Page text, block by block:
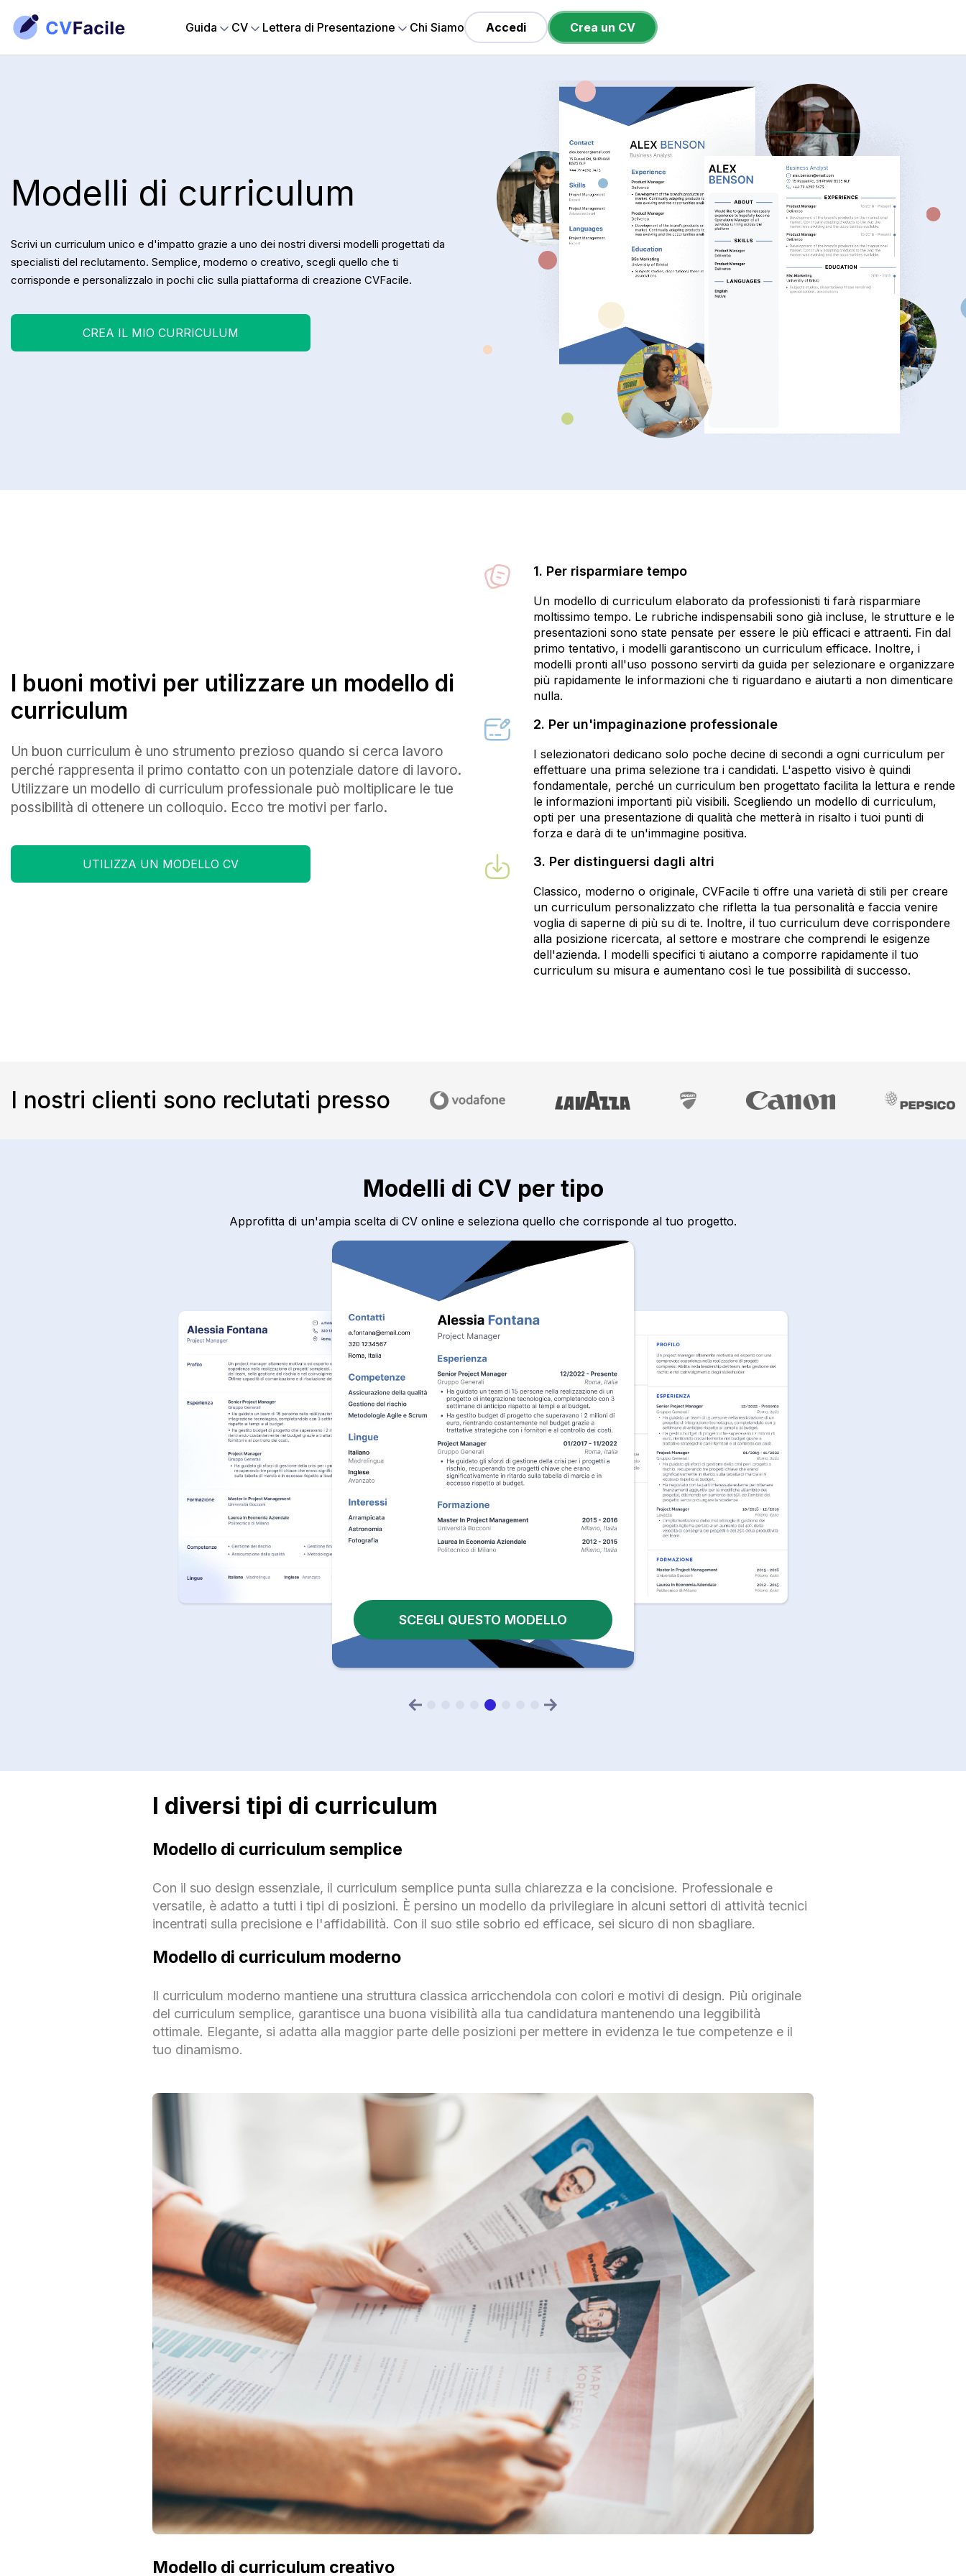
Guida CV Lettera di Presentazione Chi Siamo Accedi Crea un CV
Modelli di curriculum
Scrivi un curriculum unico e d'impatto grazie a uno dei nostri diversi modelli progettati da
specialisti del reclutamento. Semplice, moderno o creativo, scegli quello che ti
corrisponde e personalizzalo in pochi clic sulla piattaforma di creazione CVFacile.
CREA IL MIO CURRICULUM
I buoni motivi per utilizzare un modello di
curriculum
Un buon curriculum è uno strumento prezioso quando si cerca lavoro
perché rappresenta il primo contatto con un potenziale datore di lavoro.
Utilizzare un modello di curriculum professionale può moltiplicare le tue
possibilità di ottenere un colloquio. Ecco tre motivi per farlo.
UTILIZZA UN MODELLO CV
1. Per risparmiare tempo
Un modello di curriculum elaborato da professionisti ti farà risparmiare
moltissimo tempo. Le rubriche indispensabili sono già incluse, le strutture e le
presentazioni sono state pensate per essere le più efficaci e attraenti. Fin dal
primo tentativo, i modelli garantiscono un curriculum efficace. Inoltre, i
modelli pronti all'uso possono servirti da guida per selezionare e organizzare
più rapidamente le informazioni che ti riguardano e aiutarti a non dimenticare
nulla.
2. Per un'impaginazione professionale
I selezionatori dedicano solo poche decine di secondi a ogni curriculum per
effettuare una prima selezione tra i candidati. L'aspetto visivo è quindi
fondamentale, perché un curriculum ben progettato facilita la lettura e rende
le informazioni importanti più visibili. Scegliendo un modello di curriculum,
opti per una presentazione di qualità che metterà in risalto i tuoi punti di
forza e darà di te un'immagine positiva.
3. Per distinguersi dagli altri
Classico, moderno o originale, CVFacile ti offre una varietà di stili per creare
un curriculum personalizzato che rifletta la tua personalità e faccia venire
voglia di saperne di più su di te. Inoltre, il tuo curriculum deve corrispondere
alla posizione ricercata, al settore e mostrare che comprendi le esigenze
dell'azienda. I modelli specifici ti aiutano a comporre rapidamente il tuo
curriculum su misura e aumentano così le tue possibilità di successo.
I nostri clienti sono reclutati presso
Modelli di CV per tipo
Approfitta di un'ampia scelta di CV online e seleziona quello che corrisponde al tuo progetto.
SCEGLI QUESTO MODELLO
I diversi tipi di curriculum
Modello di curriculum semplice
Con il suo design essenziale, il curriculum semplice punta sulla chiarezza e la concisione. Professionale e
versatile, è adatto a tutti i tipi di posizioni. È persino un modello da privilegiare in alcuni settori di attività tecnici
incentrati sulla precisione e l'affidabilità. Con il suo stile sobrio ed efficace, sei sicuro di non sbagliare.
Modello di curriculum moderno
Il curriculum moderno mantiene una struttura classica arricchendola con colori e motivi di design. Più originale
del curriculum semplice, garantisce una buona visibilità alla tua candidatura mantenendo una leggibilità
ottimale. Elegante, si adatta alla maggior parte delle posizioni per mettere in evidenza le tue competenze e il
tuo dinamismo.
Modello di curriculum creativo